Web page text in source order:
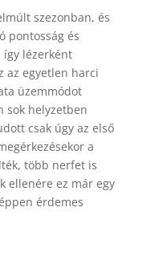
szezonban, és
pontosság és
így lézerként
az egyetlen harci
üzemmódot
sok helyzetben
csak úgy az első
a
több nerfet is
ellenére ez már egy
érdemes